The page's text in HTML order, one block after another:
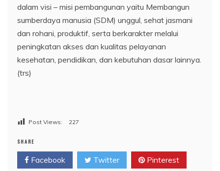
dalam visi – misi pembangunan yaitu Membangun
sumberdaya manusia (SDM) unggul, sehat jasmani
dan rohani, produktif, serta berkarakter melalui
peningkatan akses dan kualitas pelayanan
kesehatan, pendidikan, dan kebutuhan dasar lainnya.
(trs)
Post Views: 227
SHARE
Facebook Twitter Pinterest